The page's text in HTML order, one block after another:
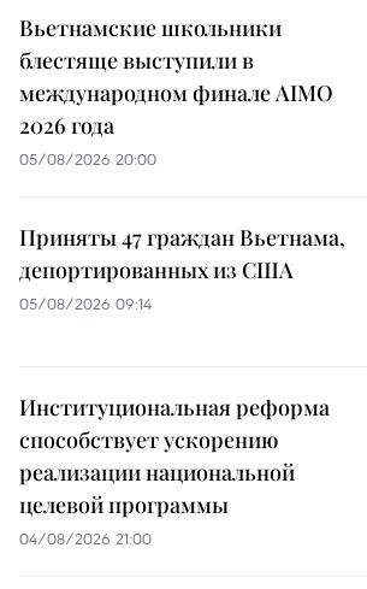
Вьетнамские школьники
блестяще выступили в
международном финале AIMO
2026 года
05/08/2026 20:00
Приняты 47 граждан Вьетнама,
депортированных из США
05/08/2026 09:14
Институциональная реформа
способствует ускорению
реализации национальной
целевой программы
04/08/2026 21:00